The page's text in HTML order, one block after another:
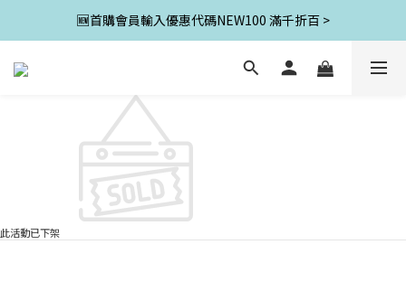
🆕首購會員輸入優惠代碼NEW100 滿千折百 >
此活動已下架